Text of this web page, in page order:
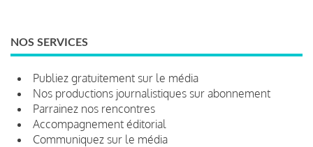
NOS SERVICES
Publiez gratuitement sur le média
Nos productions journalistiques sur abonnement
Parrainez nos rencontres
Accompagnement éditorial
Communiquez sur le média